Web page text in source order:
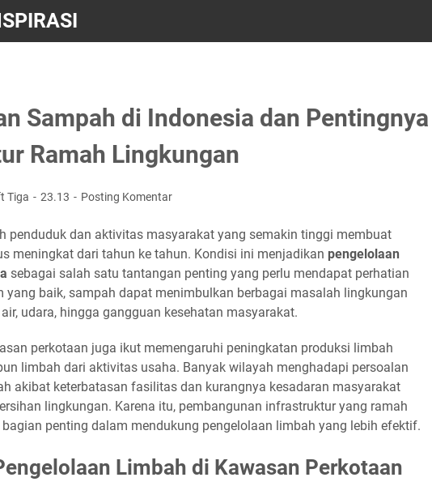
Sampah di Indonesia dan Pentingnya
Ramah Lingkungan
Tiga 23.13 Posting Komentar
penduduk dan aktivitas masyarakat yang semakin tinggi membuat
meningkat dari tahun ke tahun. Kondisi ini menjadikan pengelolaan
sebagai salah satu tantangan penting yang perlu mendapat perhatian
yang baik, sampah dapat menimbulkan berbagai masalah lingkungan
udara, hingga gangguan kesehatan masyarakat.
perkotaan juga ikut memengaruhi peningkatan produksi limbah
limbah dari aktivitas usaha. Banyak wilayah menghadapi persoalan
akibat keterbatasan fasilitas dan kurangnya kesadaran masyarakat
lingkungan. Karena itu, pembangunan infrastruktur yang ramah
penting dalam mendukung pengelolaan limbah yang lebih efektif.
Limbah di Kawasan Perkotaan